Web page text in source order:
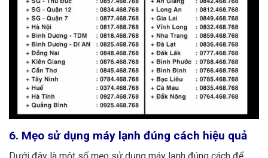
6. Mẹo sử dụng máy lạnh đúng cách hiệu quả